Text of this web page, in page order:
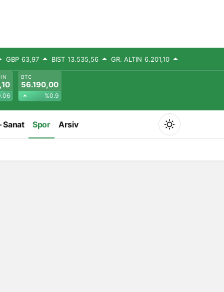
GBP 63,97 BIST 13.535,56 GR. ALTIN 6.201,10
BTC
56.190,00
%0.9
Sanat Spor Arsiv
Mod
değiştir